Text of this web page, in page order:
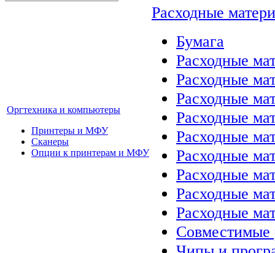
Оргтехника и компьютеры
Принтеры и МФУ
Сканеры
Опции к принтерам и МФУ
Расходные
Бумага
Расходные
Расходные
Расходные
Расходные
Расходные
Расходные
Расходные
Расходные
Расходные
Совместимые